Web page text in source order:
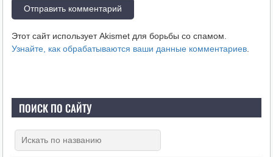
Этот сайт использует Akismet для борьбы со спамом.
Узнайте, как обрабатываются ваши данные комментариев.
ПОИСК ПО САЙТУ